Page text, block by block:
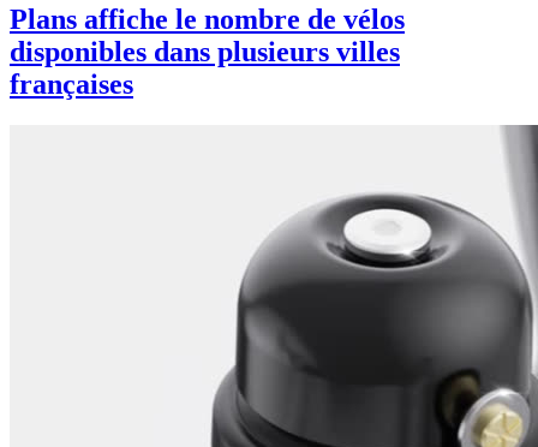
Plans affiche le nombre de vélos
disponibles dans plusieurs villes
françaises